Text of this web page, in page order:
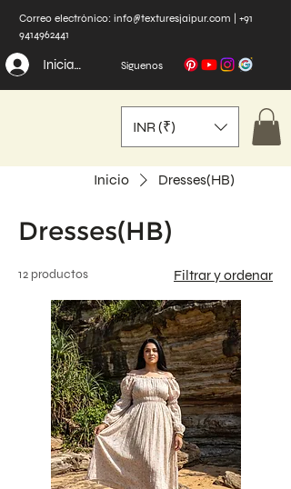
Correo electrónico: info@texturesjaipur.com
+91
9414962441
Iniciar sesión Síguenos
INR (₹)
Inicio Dresses(HB)
Dresses(HB)
12 productos Filtrar y ordenar